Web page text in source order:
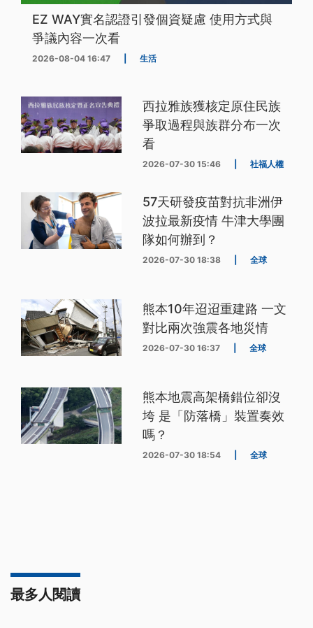
EZ WAY實名認證引發個資疑慮 使用方式與
爭議內容一次看
2026-08-04 16:47 生活
西拉雅族獲核定原住民族
爭取過程與族群分布一次
看
2026-07-30 15:46 社福人權
57天研發疫苗對抗非洲伊
波拉最新疫情 牛津大學團
隊如何辦到？
2026-07-30 18:38 全球
熊本10年迢迢重建路 一文
對比兩次強震各地災情
2026-07-30 16:37 全球
熊本地震高架橋錯位卻沒
垮 是「防落橋」裝置奏效
嗎？
2026-07-30 18:54 全球
最多人閱讀